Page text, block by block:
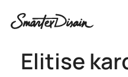
Elitise